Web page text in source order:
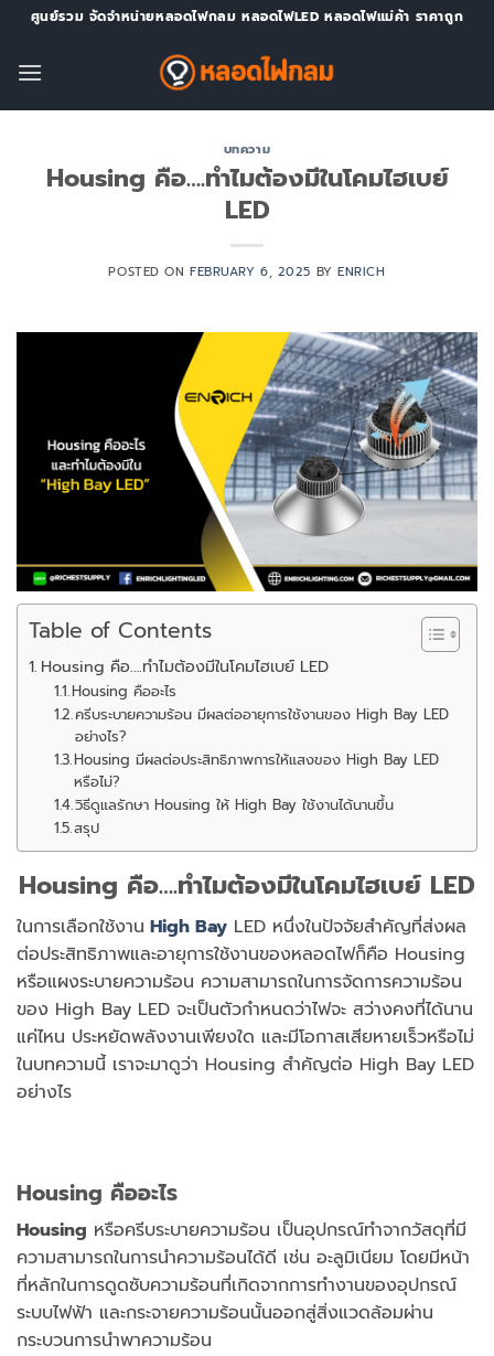
Skip
content
ศูนย์รวม จัดจำหน่ายหลอดไฟกลม หลอดไฟLED หลอดไฟแม่ค้า ราคาถูก
บทความ
Housing คือ….ทำไมต้องมีในโคมไฮเบย์
LED
POSTED ON FEBRUARY 6, 2025 BYENRICH
Table of Contents
Housing คือ….ทำไมต้องมีในโคมไฮเบย์ LED
Housing คืออะไร
ครีบระบายความร้อน มีผลต่ออายุการใช้งานของ High Bay LED
อย่างไร?
Housing มีผลต่อประสิทธิภาพการให้แสงของ High Bay LED
หรือไม่?
วิธีดูแลรักษา Housing ให้ High Bay ใช้งานได้นานขึ้น
สรุป
Housing คือ….ทำไมต้องมีในโคมไฮเบย์ LED
ในการเลือกใช้งาน High Bay LED หนึ่งในปัจจัยสำคัญที่ส่งผล
ต่อประสิทธิภาพและอายุการใช้งานของหลอดไฟก็คือ Housing
หรือแผงระบายความร้อน ความสามารถในการจัดการความร้อน
ของ High Bay LED จะเป็นตัวกำหนดว่าไฟจะ สว่างคงที่ได้นาน
แค่ไหน ประหยัดพลังงานเพียงใด และมีโอกาสเสียหายเร็วหรือไม่
ในบทความนี้ เราจะมาดูว่า Housing สำคัญต่อ High Bay LED
อย่างไร
Housing คืออะไร
Housing หรือครีบระบายความร้อน เป็นอุปกรณ์ทำจากวัสดุที่มี
ความสามารถในการนำความร้อนได้ดี เช่น อะลูมิเนียม โดยมีหน้า
ที่หลักในการดูดซับความร้อนที่เกิดจากการทำงานของอุปกรณ์
ระบบไฟฟ้า และกระจายความร้อนนั้นออกสู่สิ่งแวดล้อมผ่าน
กระบวนการนำพาความร้อน